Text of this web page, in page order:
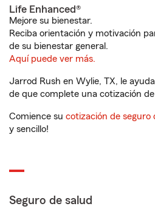
Life Enhanced®
Mejore su bienestar.
Reciba orientación y motivación
de su bienestar general.
Aquí puede ver más.
Jarrod Rush en Wylie, TX, le
de que complete una cotización
Comience su cotización de seguro
y sencillo!
Seguro de salud